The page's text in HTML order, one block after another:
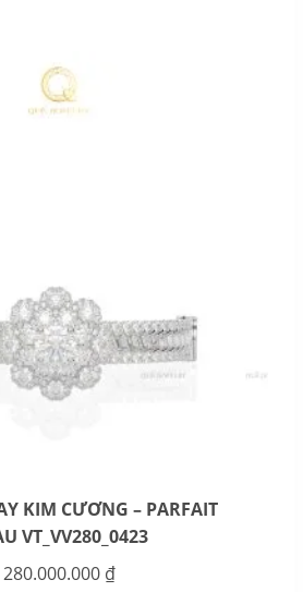
KIM CƯƠNG – PARFAIT
VT_VV280_0423
280.000.000 ₫